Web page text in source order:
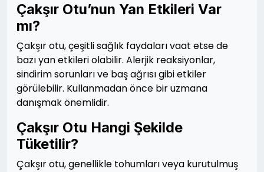
Çakşır Otu’nun Yan Etkileri Var
mı?
Çakşır otu, çeşitli sağlık faydaları vaat etse de
bazı yan etkileri olabilir. Alerjik reaksiyonlar,
sindirim sorunları ve baş ağrısı gibi etkiler
görülebilir. Kullanmadan önce bir uzmana
danışmak önemlidir.
Çakşır Otu Hangi Şekilde
Tüketilir?
Çakşır otu, genellikle tohumları veya kurutulmuş